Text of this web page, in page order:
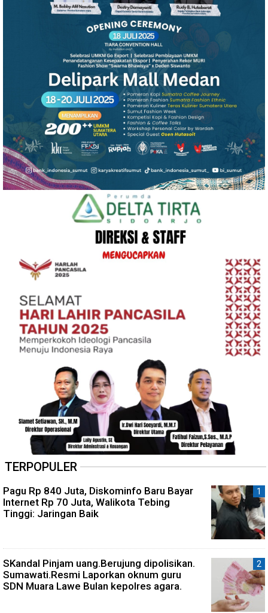
TERPOPULER
Pagu Rp 840 Juta, Diskominfo Baru Bayar
Internet Rp 70 Juta, Walikota Tebing
Tinggi: Jaringan Baik
SKandal Pinjam uang.Berujung dipolisikan.
Sumawati.Resmi Laporkan oknum guru
SDN Muara Lawe Bulan kepolres agara.